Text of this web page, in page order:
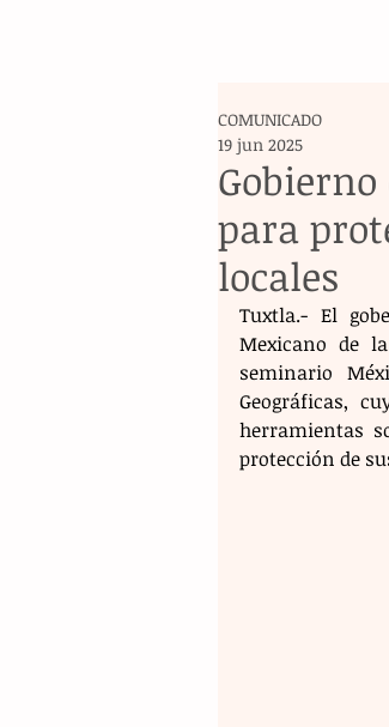
para
locales
COMUNICADO
19 jun 2025
Tuxtla.- El
Mexicano de
seminario
Geográficas,
herramientas
protección de